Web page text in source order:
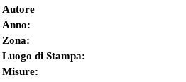
Autore
Anno:
Zona:
Luogo di Stampa:
Misure: